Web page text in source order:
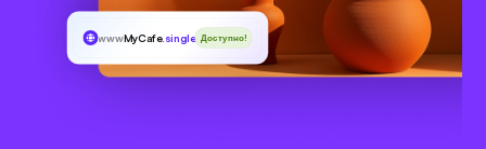
wwwMyCafe.singlesДоступно!